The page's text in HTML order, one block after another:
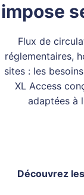
impose
Flux de
réglementaires,
sites : les
XL Access
adaptées à
Découvrez